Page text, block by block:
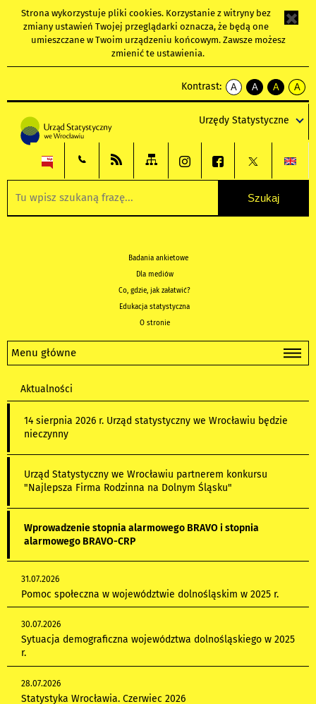
Strona wykorzystuje pliki cookies. Korzystanie z witryny bez
zmiany ustawień Twojej przeglądarki oznacza, że będą one
umieszczane w Twoim urządzeniu końcowym. Zawsze możesz
zmienić te ustawienia.
Kontrast:
A
kontrast
A
kontrast
tekst
czarnym
A
kontrast
tekst
czarnym
A
tekst
żółtym
Urzędy Statystyczne
Badania ankietowe
Dla mediów
Co, gdzie, jak załatwić?
Edukacja statystyczna
O stronie
Menu główne
Aktualności
14 sierpnia 2026 r. Urząd statystyczny we Wrocławiu będzie
nieczynny
Urząd Statystyczny we Wrocławiu partnerem konkursu
"Najlepsza Firma Rodzinna na Dolnym Śląsku"
Wprowadzenie stopnia alarmowego BRAVO i stopnia
alarmowego BRAVO-CRP
31.07.2026
Pomoc społeczna w województwie dolnośląskim w 2025 r.
30.07.2026
Sytuacja demograficzna województwa dolnośląskiego w 2025
r.
28.07.2026
Statystyka Wrocławia. Czerwiec 2026